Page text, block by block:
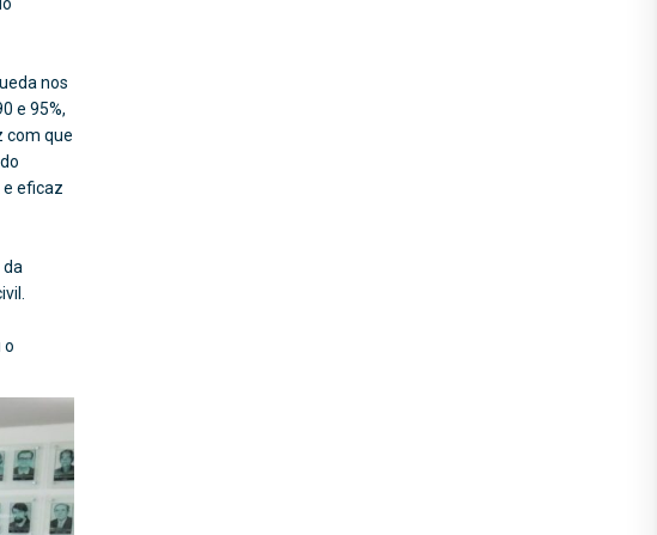
nos
e 95%,
com que
e eficaz
o